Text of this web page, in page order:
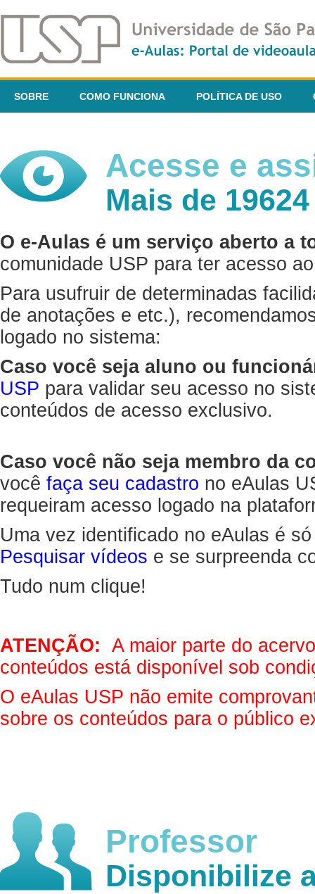
SOBRE COMO FUNCIONA POLÍTICA DE USO
Acesse e
Mais de
O e-Aulas é um serviço aberto a
comunidade USP para ter acesso
Para usufruir de determinadas
de anotações e etc.),
logado no sistema:
Caso você seja aluno ou
USP para validar seu acesso no
conteúdos de acesso exclusivo.
Caso você não seja membro da
você faça seu cadastro no eAulas
requeiram acesso logado na
Uma vez identificado no eAulas é
Pesquisar vídeos e se surpreenda
Tudo num clique!
ATENÇÃO: A maior parte do
conteúdos está disponível sob
O eAulas USP não emite
sobre os conteúdos para o público
Professor
Disponibilize